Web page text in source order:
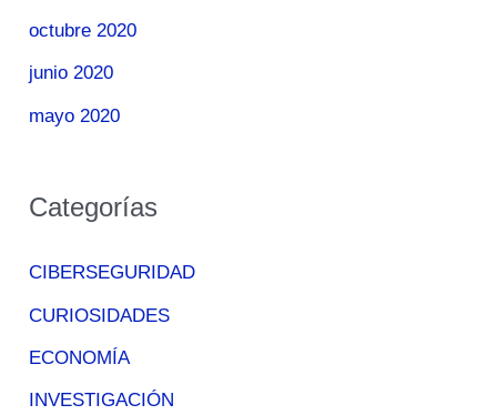
octubre 2020
junio 2020
mayo 2020
Categorías
CIBERSEGURIDAD
CURIOSIDADES
ECONOMÍA
INVESTIGACIÓN